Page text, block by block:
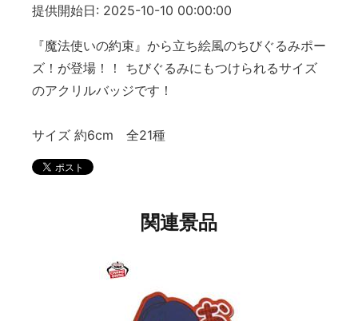
提供開始日: 2025-10-10 00:00:00
『魔法使いの約束』から立ち絵風のちびぐるみポー
ズ！が登場！！ ちびぐるみにもつけられるサイズ
のアクリルバッジです！
サイズ 約6cm 全21種
関連景品